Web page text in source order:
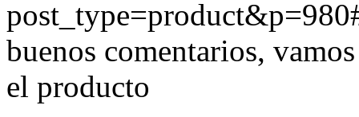
buenos comentarios,
el producto